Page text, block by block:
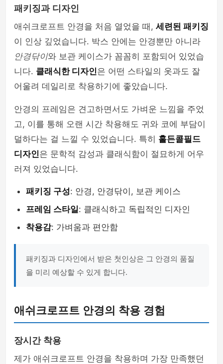
패키징과 디자인
애쉬크로프트 안경을 처음 열었을 때, 세련된 패키징
이 인상 깊었습니다. 박스 안에는 안경뿐만 아니라
안경닦이와 보관 케이스가 꼼꼼히 포함되어 있었습
니다. 클래식한 디자인은 어떤 스타일의 옷과도 잘
어울려 데일리로 착용하기에 좋았습니다.
안경의 프레임은 견고하면서도 가벼운 느낌을 주었
고, 이를 통해 오랜 시간 착용해도 귀와 코에 부담이
덜하다는 걸 느낄 수 있었습니다. 특히 홀든콜필드
디자인은 문학적 감성과 클래식함이 절묘하게 어우
러져 있었습니다.
패키징 구성: 안경, 안경닦이, 보관 케이스
프레임 스타일: 클래식하고 독립적인 디자인
착용감: 가벼움과 편안함
패키징과 디자인에서 받은 첫인상은 그 안경의 품질
을 미리 예상할 수 있게 합니다.
애쉬크로프트 안경의 착용 경험
장시간 착용
제가 애쉬크로프트 안경을 착용하며 가장 만족했던